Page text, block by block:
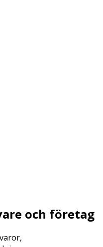
och företag